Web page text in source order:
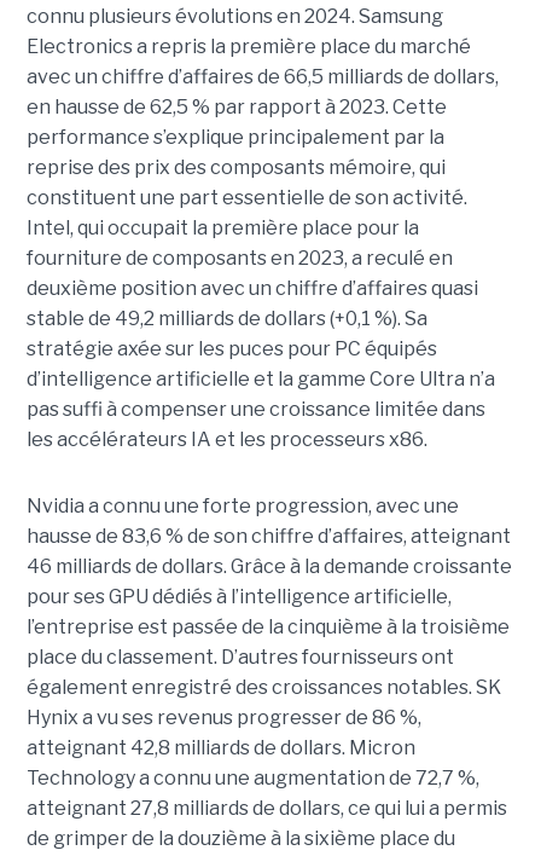
connu plusieurs évolutions en 2024. Samsung
Electronics a repris la première place du marché
avec un chiffre d’affaires de 66,5 milliards de dollars,
en hausse de 62,5 % par rapport à 2023. Cette
performance s’explique principalement par la
reprise des prix des composants mémoire, qui
constituent une part essentielle de son activité.
Intel, qui occupait la première place pour la
fourniture de composants en 2023, a reculé en
deuxième position avec un chiffre d’affaires quasi
stable de 49,2 milliards de dollars (+0,1 %). Sa
stratégie axée sur les puces pour PC équipés
d’intelligence artificielle et la gamme Core Ultra n’a
pas suffi à compenser une croissance limitée dans
les accélérateurs IA et les processeurs x86.
Nvidia a connu une forte progression, avec une
hausse de 83,6 % de son chiffre d’affaires, atteignant
46 milliards de dollars. Grâce à la demande croissante
pour ses GPU dédiés à l’intelligence artificielle,
l’entreprise est passée de la cinquième à la troisième
place du classement. D’autres fournisseurs ont
également enregistré des croissances notables. SK
Hynix a vu ses revenus progresser de 86 %,
atteignant 42,8 milliards de dollars. Micron
Technology a connu une augmentation de 72,7 %,
atteignant 27,8 milliards de dollars, ce qui lui a permis
de grimper de la douzième à la sixième place du